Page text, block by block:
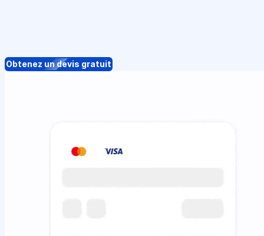
Obtenez un devis gratuit